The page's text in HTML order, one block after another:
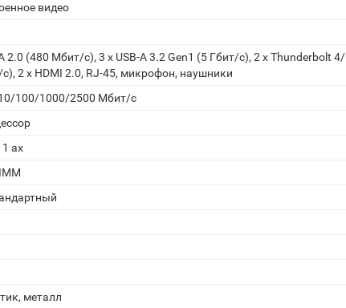
видео
2.0 (480 Мбит/с), 3 x USB-A 3.2 Gen1 (5 Гбит/с), 2 x Thunderbolt 4/
2 x HDMI 2.0, RJ-45, микрофон, наушники
100/1000/2500 Мбит/с
ax
металл